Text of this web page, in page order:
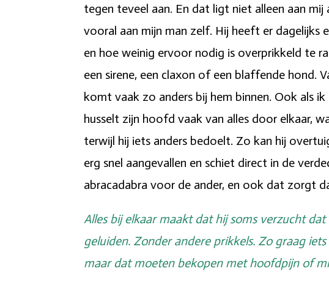
tegen teveel aan. En dat ligt niet alleen aan
vooral aan mijn man zelf. Hij heeft er
en hoe weinig ervoor nodig is overprikkeld te
een sirene, een claxon of een blaffende
komt vaak zo anders bij hem binnen. Ook als
husselt zijn hoofd vaak van alles door elkaar,
terwijl hij iets anders bedoelt. Zo kan hij
erg snel aangevallen en schiet direct in de
abracadabra voor de ander, en ook dat zorgt
Alles bij elkaar maakt dat hij soms verzucht
geluiden. Zonder andere prikkels. Zo graag
maar dat moeten bekopen met hoofdpijn of